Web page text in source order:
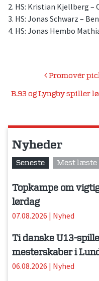
2. HS: Kristian Kjellberg –
3. HS: Jonas Schwarz –
4. HS: Jonas Hembo
Promovér
B.93 og Lyngby spiller
Nyheder
Seneste Mest læste
Topkampe om
lørdag
07.08.2026 | Nyhed
Ti danske U13-
mesterskaber i
06.08.2026 | Nyhed